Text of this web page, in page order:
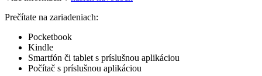
Prečítate na zariadeniach:
Pocketbook
Kindle
Smartfón či tablet s príslušnou aplikáciou
Počítač s príslušnou aplikáciou